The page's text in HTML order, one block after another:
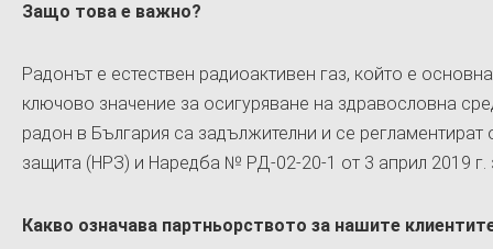
Защо това е важно?
Радонът е естествен радиоактивен газ, който е
ключово значение за осигуряване на здравословна
радон в България са задължителни и се регламентират
защита (НРЗ) и Наредба № РД-02-20-1 от 3 април 2019 г.
Какво означава партньорството за нашите